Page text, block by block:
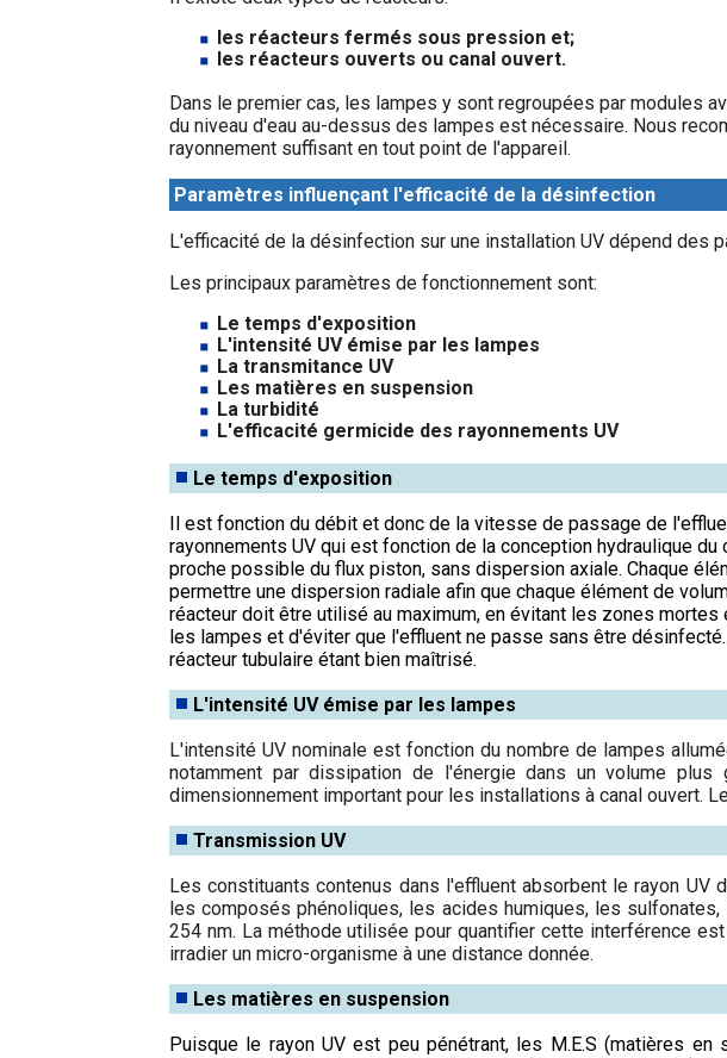
les réacteurs fermés sous pression et;
les réacteurs ouverts ou canal ouvert.
Dans le premier cas, les lampes y sont regroupées par modules
du niveau d'eau au-dessus des lampes est nécessaire. Nous
rayonnement suffisant en tout point de l'appareil.
Paramètres influençant l'efficacité de la désinfection
L'efficacité de la désinfection sur une installation UV dépend des
Les principaux paramètres de fonctionnement sont:
Le temps d'exposition
L'intensité UV émise par les lampes
La transmitance UV
Les matières en suspension
La turbidité
L'efficacité germicide des rayonnements UV
Le temps d'exposition
Il est fonction du débit et donc de la vitesse de passage de
rayonnements UV qui est fonction de la conception hydraulique
proche possible du flux piston, sans dispersion axiale. Chaque
permettre une dispersion radiale afin que chaque élément de
réacteur doit être utilisé au maximum, en évitant les zones
les lampes et d'éviter que l'effluent ne passe sans être
réacteur tubulaire étant bien maîtrisé.
L'intensité UV émise par les lampes
L'intensité UV nominale est fonction du nombre de lampes
notamment par dissipation de l'énergie dans un volume
dimensionnement important pour les installations à canal ouvert.
Transmission UV
Les constituants contenus dans l'effluent absorbent le rayon
les composés phénoliques, les acides humiques, les
254 nm. La méthode utilisée pour quantifier cette interférence
irradier un micro-organisme à une distance donnée.
Les matières en suspension
Puisque le rayon UV est peu pénétrant, les M.E.S (matières